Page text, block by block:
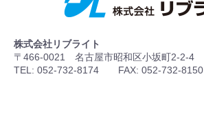
株式会社リブライト
〒466-0021 名古屋市昭和区小坂町2-2-4
TEL: 052-732-8174 FAX: 052-732-8150